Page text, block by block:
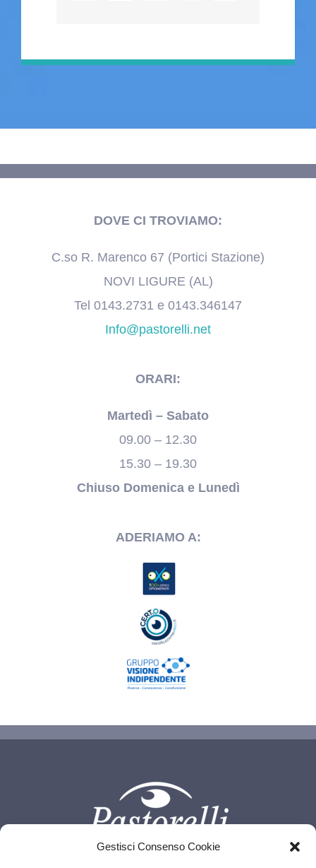
Gestisci Consenso Cookie
DOVE CI TROVIAMO:
C.so R. Marenco 67 (Portici Stazione)
NOVI LIGURE (AL)
Tel 0143.2731 e 0143.346147
Info@pastorelli.net
ORARI:
Martedì – Sabato
09.00 – 12.30
15.30 – 19.30
Chiuso Domenica e Lunedì
ADERIAMO A: